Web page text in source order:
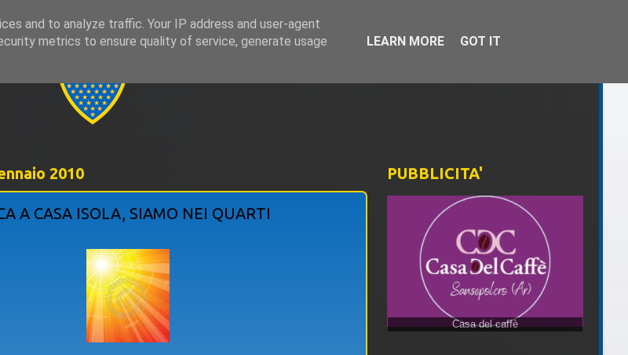
2010
A CASA ISOLA, SIAMO NEI QUARTI
PUBBLICITA'
and to analyze traffic. Your IP address and user-agent
metrics to ensure quality of service, generate usage
LEARN MORE GOT IT